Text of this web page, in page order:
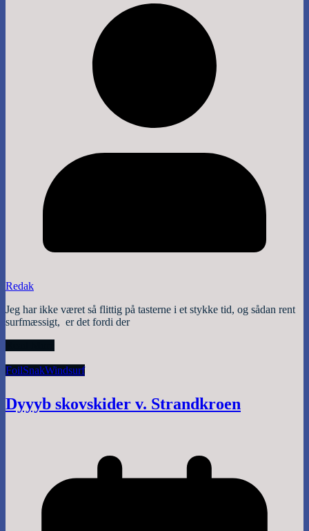
Redak
Jeg har ikke været så flittig på tasterne i et stykke tid, og sådan rent
surfmæssigt, er det fordi der
FoilSnakWindsurf
Dyyyb skovskider v. Strandkroen